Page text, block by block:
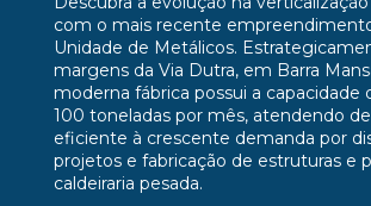
com o mais recente
Unidade de Metálicos.
margens da Via Dutra, em Barra
moderna fábrica possui a capacidade
100 toneladas por mês, atendendo
eficiente à crescente demanda por
projetos e fabricação de estruturas e
caldeiraria pesada.